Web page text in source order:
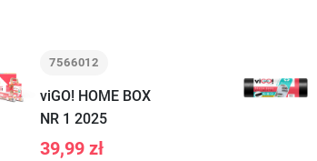
7566012
viGO! HOME BOX
NR 1 2025
39,99 zł